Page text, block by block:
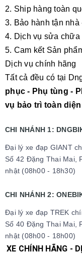
2. Ship hàng toàn
3. Bảo hành tận
4. Dịch vụ sửa
5. Cam kết Sản
Dịch vụ chính hãng
Tất cả đều có tại
phục - Phụ tùng -
vụ bảo trì toàn diện
CHI NHÁNH 1:
Đại lý xe đạp GIANT
Số 42 Đặng Thai Mai,
nhật (08h00 - 18h30)
CHI NHÁNH 2:
Đại lý xe đạp TREK
Số 40 Đặng Thai Mai,
nhật (08h00 - 18h00)
XE CHÍNH HÃNG -